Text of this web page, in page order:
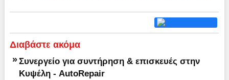
Διαβάστε ακόμα
» Συνεργείο για συντήρηση & επισκευές στην
Κυψέλη - AutoRepair